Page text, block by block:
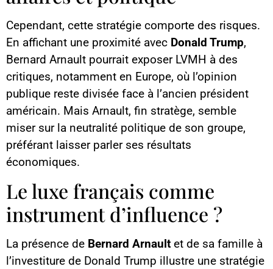
Cependant, cette stratégie comporte des risques.
En affichant une proximité avec Donald Trump,
Bernard Arnault pourrait exposer LVMH à des
critiques, notamment en Europe, où l’opinion
publique reste divisée face à l’ancien président
américain. Mais Arnault, fin stratège, semble
miser sur la neutralité politique de son groupe,
préférant laisser parler ses résultats
économiques.
Le luxe français comme
instrument d’influence ?
La présence de Bernard Arnault et de sa famille à
l’investiture de Donald Trump illustre une stratégie